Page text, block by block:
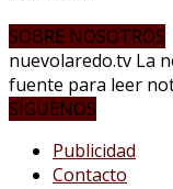
SOBRE NOSOTROS
nuevolaredo.tv La
fuente para leer
SÍGUENOS
Publicidad
Contacto